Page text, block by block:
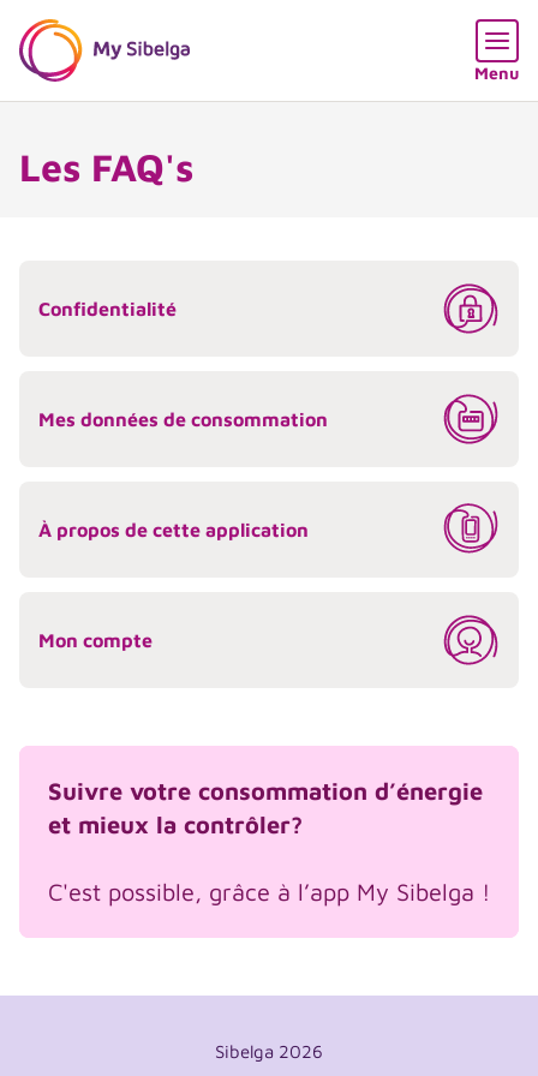
Skip content
Skip language choice
Menu
Les FAQ's
Confidentialité
Mes données de consommation
À propos de cette application
Mon compte
Suivre votre consommation d’énergie
et mieux la contrôler?
C'est possible, grâce à l’app My Sibelga !
Sibelga 2026